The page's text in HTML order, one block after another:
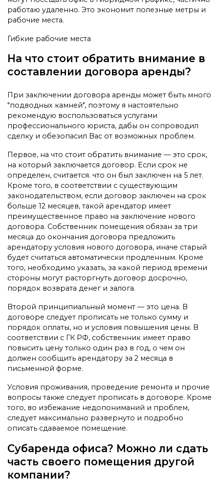
работаю удаленно. Это экономит полезные метры и
рабочие места.
Гибкие рабочие места
На что стоит обратить внимание в
составлении договора аренды?
При заключении договора аренды может быть много
"подводных камней", поэтому я настоятельно
рекомендую воспользоваться услугами
профессионального юриста, дабы он сопроводил
сделку и обезопасил Вас от возможных проблем.
Первое, на что стоит обратить внимание — это срок,
на который заключается договор. Если срок не
определен, считается. что он был заключен на 5 лет.
Кроме того, в соответствии с существующим
законодательством, если договор заключен на срок
больше 12 месяцев, такой арендатор имеет
преимущественное право на заключение нового
договора. Собственник помещения обязан за три
месяца до окончания договора предложить
арендатору условия нового договора, иначе старый
будет считаться автоматически продленным. Кроме
того, необходимо указать, за какой период времени
стороны могут расторгнуть договор досрочно,
порядок возврата денег и залога.
Второй принципиальный момент — это цена. В
договоре следует прописать не только сумму и
порядок оплаты, но и условия повышения цены. В
соответствии с ГК РФ, собственник имеет право
повысить цену только один раз в год, о чем он
должен сообщить арендатору за 2 месяца в
письменной форме.
Условия проживания, проведение ремонта и прочие
вопросы также следует прописать в договоре. Кроме
того, во избежание недопониманий и проблем,
следует максимально развернуто и подробно
описать сдаваемое помещение.
Субаренда офиса? Можно ли сдать
часть своего помещения другой
компании?